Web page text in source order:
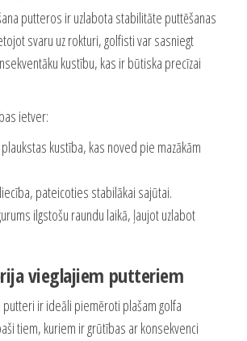
putteros ir uzlabota stabilitāte puttēšanas
svaru uz rokturi, golfisti var sasniegt
kustību, kas ir būtiska precīzai
ietver:
kustība, kas noved pie mazākām
pateicoties stabilākai sajūtai.
ilgstošu raundu laikā, ļaujot uzlabot
vieglajiem putteriem
ir ideāli piemēroti plašam golfa
tiem, kuriem ir grūtības ar konsekvenci